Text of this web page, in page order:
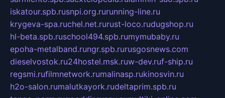
iskatour.spb.rusnpi.org.rurunning-line.ru
krygeva-spa.ruchel.net.rurust-loco.rudugshop.ru
hl-beta.spb.ruschool494.spb.rumymubaby.ru
epoha-metalband.rungr.spb.rurusgosnews.com
dieselvostok.ru24hostel.msk.ruw-dev.ruf-ship.ru
regsmi.rufilmnetwork.rumalinasp.rukinosvin.ru
h2o-salon.rumalutkayork.rudeltaprim.spb.ru